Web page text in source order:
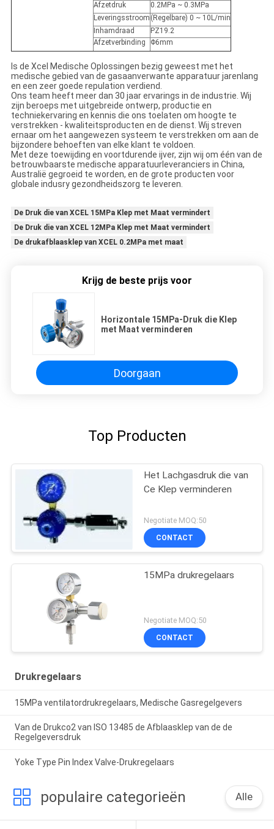
Afzetdruk
0.2MPa ~ 0.3MPa
Leveringsstroom (Regelbare) 0 ~ 10L/min
Inhamdraad
PZ19.2
Afzetverbinding
Φ6mm
Is de Xcel Medische Oplossingen bezig geweest met het
medische gebied van de gasaanverwante apparatuur jarenlang
en een zeer goede repulation verdiend.
Ons team heeft meer dan 30 jaar ervarings in de industrie. Wij
zijn beroeps met uitgebreide ontwerp, productie en
techniekervaring en kennis die ons toelaten om hoogte te
verstrekken - kwaliteitsproducten en de dienst. Wij streven
ernaar om het aangewezen systeem te verstrekken om aan de
bijzondere behoeften van elke klant te voldoen.
Met deze toewijding en voortdurende ijver, zijn wij om één van de
betrouwbaarste medische apparatuurleveranciers in China,
Australië gegroeid te worden, en de grote producten voor
globale indusry gezondheidszorg te leveren.
De Druk die van XCEL 15MPa Klep met Maat vermindert
De Druk die van XCEL 12MPa Klep met Maat vermindert
De drukafblaasklep van XCEL 0.2MPa met maat
Krijg de beste prijs voor
Horizontale 15MPa-Druk die Klep
met Maat verminderen
Doorgaan
Top Producten
Het Lachgasdruk die van
Ce Klep verminderen
Negotiate MOQ:50
CONTACT
15MPa drukregelaars
Negotiate MOQ:50
CONTACT
Drukregelaars
15MPa ventilatordrukregelaars, Medische Gasregelgevers
Van de Drukco2 van ISO 13485 de Afblaasklep van de de
Regelgeversdruk
Yoke Type Pin Index Valve-Drukregelaars
populaire categorieën Alle